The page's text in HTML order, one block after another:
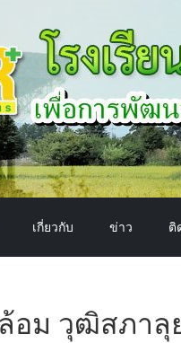
เกี่ยวกับ ข่าว ติ
อม วุฒิสภา